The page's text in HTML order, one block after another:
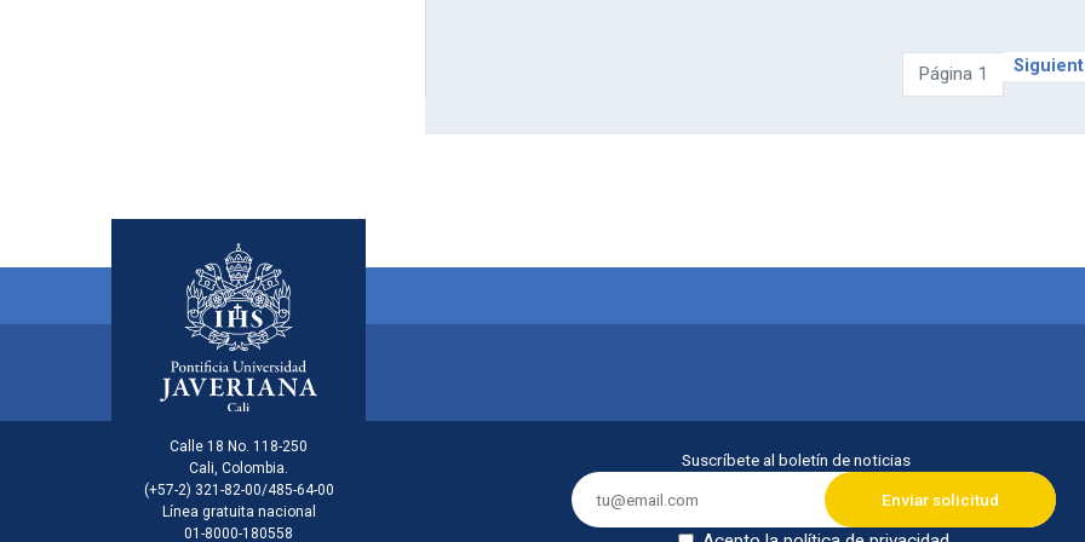
Página 1
Información de la institución
Calle 18 No. 118-250
Cali, Colombia.
(+57-2) 321-82-00/485-64-00
Línea gratuita nacional
01-8000-180558
Menú principal del footer
Suscríbete al boletín de noticias